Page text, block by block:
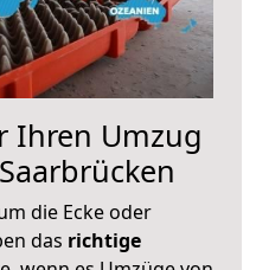
Ihren Umzug
die Ecke oder
das richtige